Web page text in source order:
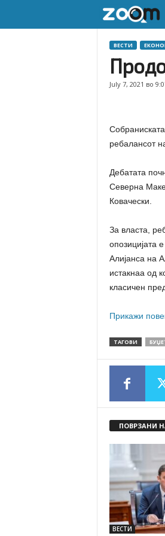
ВЕСТИ
July 7, 2021 во
ребалансот
Дебатата
Северна
Ковачески.
За власта,
опозицијата
Алијанса на
истакнаа од
класичен
Прикажи
ТАГОВИ
ПОВРЗАНИ
ВЕСТИ